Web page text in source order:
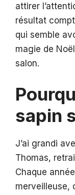
attirer
résultat
qui semble
magie de
salon.
sapin
J’ai grandi
Thomas,
Chaque
merveilleuse,